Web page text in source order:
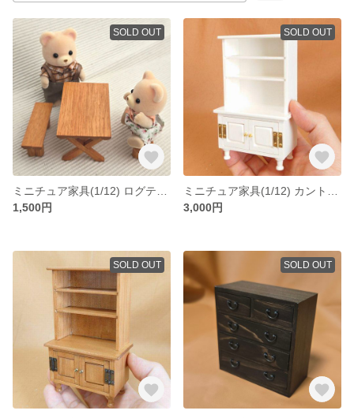
SOLD OUT
1,500円
SOLD OUT
3,000円
SOLD OUT SOLD OUT